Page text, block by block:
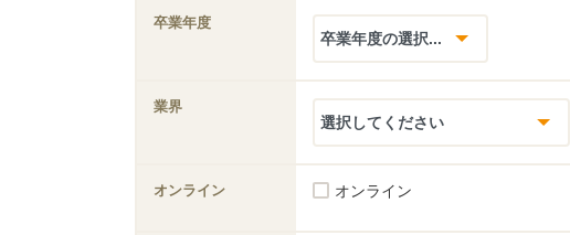
卒業年度
業界
オンライン オンライン